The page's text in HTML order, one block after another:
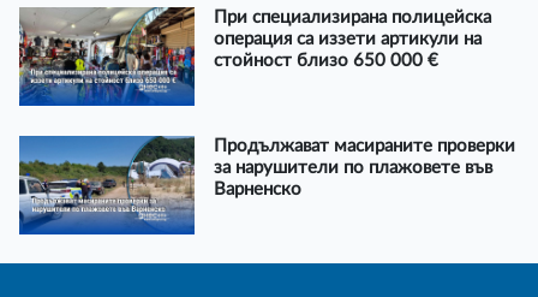
При специализирана полицейска
операция са иззети артикули на
стойност близо 650 000 €
Продължават масираните проверки
за нарушители по плажовете във
Варненско